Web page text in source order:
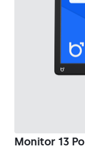
Monitor 13